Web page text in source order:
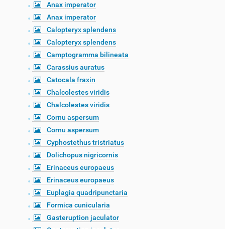
Anax imperator
Anax imperator
Calopteryx splendens
Calopteryx splendens
Camptogramma bilineata
Carassius auratus
Catocala fraxin
Chalcolestes viridis
Chalcolestes viridis
Cornu aspersum
Cornu aspersum
Cyphostethus tristriatus
Dolichopus nigricornis
Erinaceus europaeus
Erinaceus europaeus
Euplagia quadripunctaria
Formica cunicularia
Gasteruption jaculator